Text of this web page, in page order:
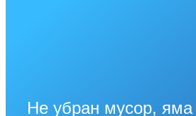
Не убран мусор, яма